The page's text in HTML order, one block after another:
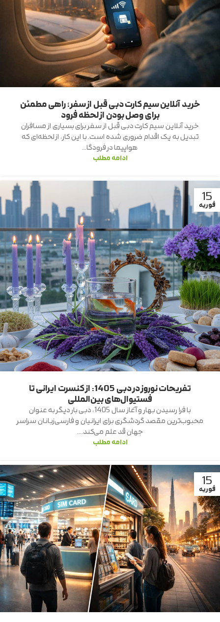
خرید آنلاین سیم کارت دبی قبل از سفر؛ راهی مطمئن
برای وصل بودن از لحظه فرود
خرید آنلاین سیم کارت دبی قبل از سفر برای بسیاری از مسافران
تبدیل به یک اقدام ضروری شده است. با این کار، از لحظه‌ای که
هواپیما در فرودگا...
ادامه مطلب
15
فوریه
تفریحات نوروز در دبی 1405: از کنسرت ایرانی تا
فستیوال‌های بین‌المللی
با فرا رسیدن بهار و آغاز سال 1405، دبی بار دیگر به عنوان
محبوب‌ترین مقصد گردشگری برای ایرانیان و فارسی‌زبانان سراسر
جهان قد علم می‌کند....
ادامه مطلب
15
فوریه